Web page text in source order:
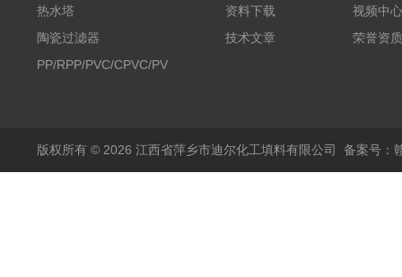
热水塔
陶瓷过滤器
PP/RPP/PVC/CPVC/PVDF
资料下载
技术文章
视频中心
荣誉资质
版权所有 © 2026 江西省萍乡市迪尔化工填料有限公司 备案号：